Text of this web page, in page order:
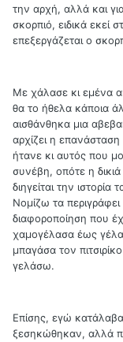
την αρχή, αλλά και
σκορπιό, ειδικά εκεί
επεξεργάζεται ο
Με χάλασε κι εμένα
θα το ήθελα κάποια
αισθάνθηκα μια
αρχίζει η
ήτανε κι αυτός που
συνέβη, οπότε η
διηγείται την
Νομίζω τα
διαφοροποίηση που
χαμογέλασα έως
μπαγάσα τον
γελάσω.
Επίσης, εγώ
ξεσηκώθηκαν, αλλά